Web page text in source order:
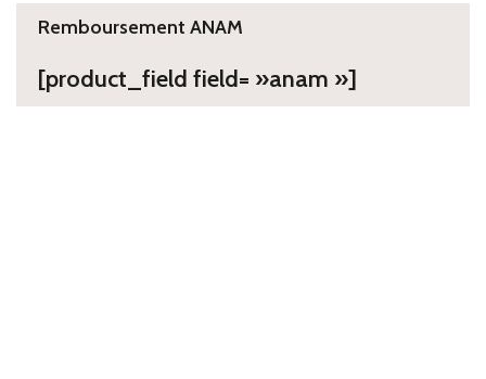
Remboursement ANAM
[product_field field= »anam »]